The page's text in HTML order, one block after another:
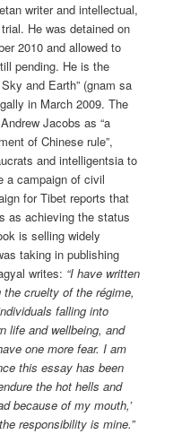
writer and intellectual,
He was detained on
2010 and allowed to
pending. He is the
and Earth” (gnam sa
in March 2009. The
Jacobs as “a
of Chinese rule”,
and intelligentsia to
a campaign of civil
for Tibet reports that
as achieving the status
is selling widely
taking in publishing
writes: “I have written
cruelty of the régime,
falling into
life and wellbeing, and
one more fear. I am
this essay has been
the hot hells and
because of my mouth,’
responsibility is mine.”